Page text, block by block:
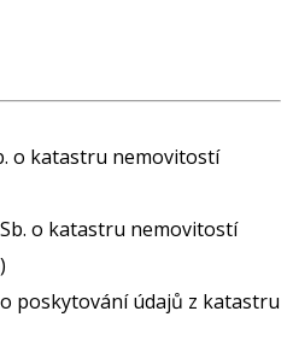
o katastru nemovitostí
o katastru nemovitostí
poskytování údajů z katastru